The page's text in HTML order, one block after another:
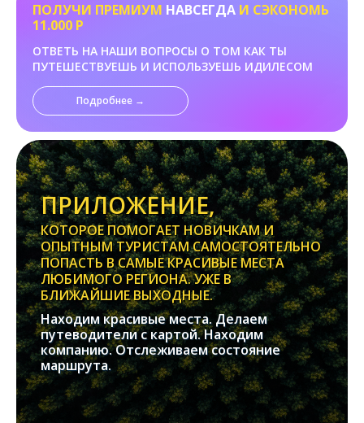
ПОЛУЧИ ПРЕМИУМ НАВСЕГДА И СЭКОНОМЬ
11.000 Р
ОТВЕТЬ НА НАШИ ВОПРОСЫ О ТОМ КАК ТЫ
ПУТЕШЕСТВУЕШЬ И ИСПОЛЬЗУЕШЬ ИДИЛЕСОМ
Подробнее →
ПРИЛОЖЕНИЕ,
КОТОРОЕ ПОМОГАЕТ НОВИЧКАМ И
ОПЫТНЫМ ТУРИСТАМ САМОСТОЯТЕЛЬНО
ПОПАСТЬ В САМЫЕ КРАСИВЫЕ МЕСТА
ЛЮБИМОГО РЕГИОНА. УЖЕ В
БЛИЖАЙШИЕ ВЫХОДНЫЕ.
Находим красивые места. Делаем
путеводители с картой. Находим
компанию. Отслеживаем состояние
маршрута.